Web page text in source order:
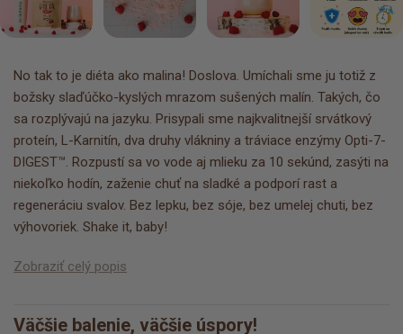
No tak to je diéta ako malina! Doslova. Umíchali sme ju totiž z
božsky slaďúčko-kyslých mrazom sušených malín. Takých, čo
sa rozplývajú na jazyku. Prisypali sme najkvalitnejší srvátkový
proteín, L-Karnitín, dva druhy vlákniny a tráviace enzýmy Opti-7-
DIGEST™. Rozpustí sa vo vode aj mlieku za 10 sekúnd, zasýti na
niekoľko hodín, zaženie chuť na sladké a podporí rast a
regeneráciu svalov. Bez lepku, bez sóje, bez umelej chuti, bez
výhovoriek. Shake it, baby!
Zobraziť celý popis
Väčšie balenie, väčšie úspory!